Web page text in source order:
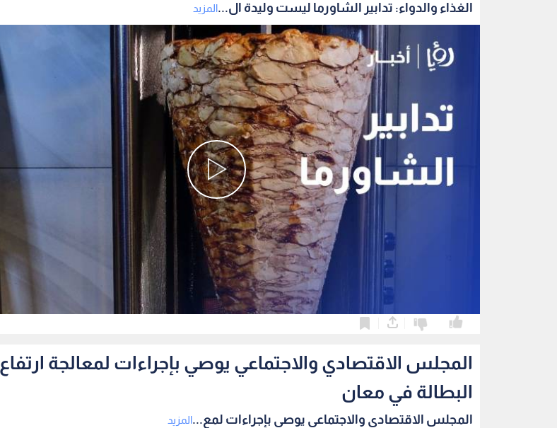
الغذاء والدواء: تدابير الشاورما ليست وليدة ال...المزيد
المجلس الاقتصادي والاجتماعي يوصي بإجراءات لمعالجة ارتفاع
البطالة في معان
المجلس الاقتصادي والاجتماعي يوصي بإجراءات لمع...المزيد